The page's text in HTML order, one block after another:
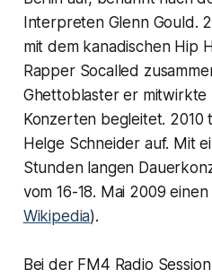
Interpreten Glenn Gould.
mit dem kanadischen Hip
Rapper Socalled
Ghettoblaster er
Konzerten begleitet. 2010
Helge Schneider auf. Mit
Stunden langen
vom 16-18. Mai 2009
Wikipedia).
Bei der FM4 Radio